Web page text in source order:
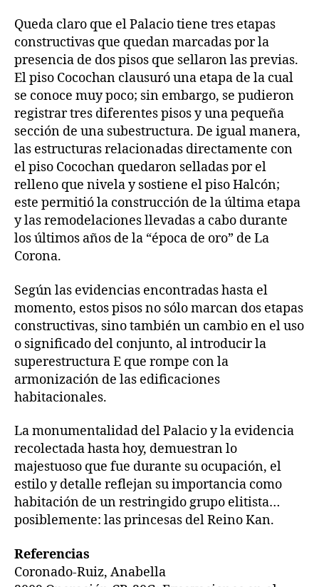
Queda claro que el Palacio tiene tres etapas
constructivas que quedan marcadas por la
presencia de dos pisos que sellaron las previas.
El piso Cocochan clausuró una etapa de la cual
se conoce muy poco; sin embargo, se pudieron
registrar tres diferentes pisos y una pequeña
sección de una subestructura. De igual manera,
las estructuras relacionadas directamente con
el piso Cocochan quedaron selladas por el
relleno que nivela y sostiene el piso Halcón;
este permitió la construcción de la última etapa
y las remodelaciones llevadas a cabo durante
los últimos años de la “época de oro” de La
Corona.
Según las evidencias encontradas hasta el
momento, estos pisos no sólo marcan dos etapas
constructivas, sino también un cambio en el uso
o significado del conjunto, al introducir la
superestructura E que rompe con la
armonización de las edificaciones
habitacionales.
La monumentalidad del Palacio y la evidencia
recolectada hasta hoy, demuestran lo
majestuoso que fue durante su ocupación, el
estilo y detalle reflejan su importancia como
habitación de un restringido grupo elitista…
posiblemente: las princesas del Reino Kan.
Referencias
Coronado-Ruiz, Anabella